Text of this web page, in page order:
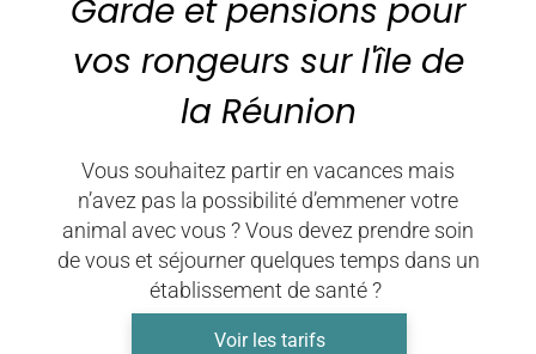
Garde et pensions pour
vos rongeurs sur l'île de
la Réunion
Vous souhaitez partir en vacances mais
n’avez pas la possibilité d’emmener votre
animal avec vous ? Vous devez prendre soin
de vous et séjourner quelques temps dans un
établissement de santé ?
Voir les tarifs